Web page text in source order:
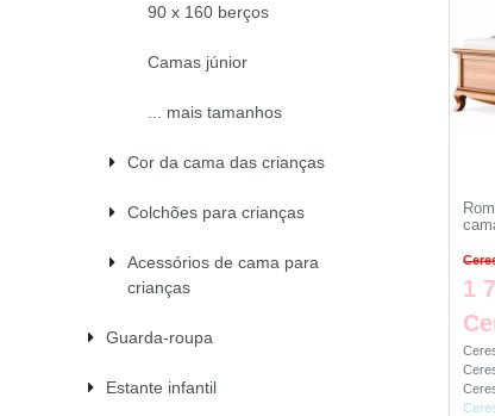
90 x 160 berços
Camas júnior
... mais tamanhos
Cor da cama das crianças
Colchões para crianças
Acessórios de cama para
crianças
Guarda-roupa
Estante infantil
1